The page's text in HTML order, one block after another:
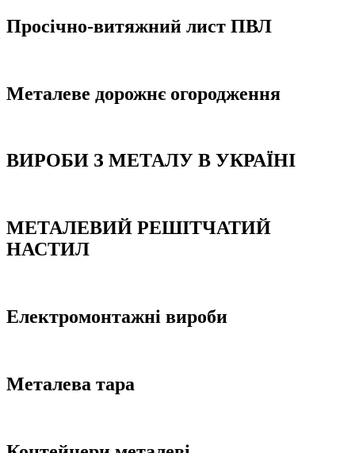
Просічно-витяжний лист ПВЛ
Металеве дорожнє огородження
ВИРОБИ З МЕТАЛУ В УКРАЇНІ
МЕТАЛЕВИЙ РЕШІТЧАТИЙ
НАСТИЛ
Електромонтажні вироби
Металева тара